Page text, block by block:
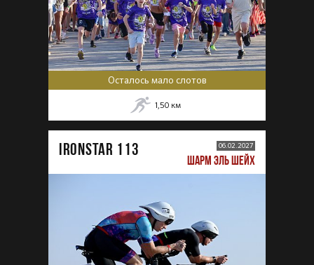
Осталось мало слотов
1,50 км
IRONSTAR 113 06.02.2027
ШАРМ ЭЛЬ ШЕЙХ